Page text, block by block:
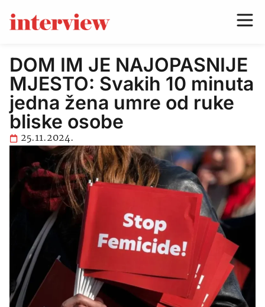
DOM IM JE NAJOPASNIJE
MJESTO: Svakih 10 minuta
jedna žena umre od ruke
bliske osobe
25.11.2024.